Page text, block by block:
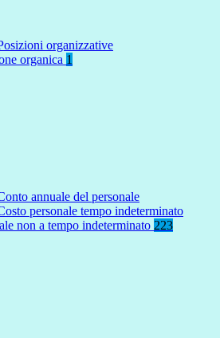
organizzative
organica 1
annuale del personale
personale tempo indeterminato
non a tempo indeterminato 223